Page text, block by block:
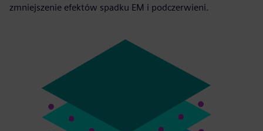
zmniejszenie efektów spadku EM i podczerwieni.